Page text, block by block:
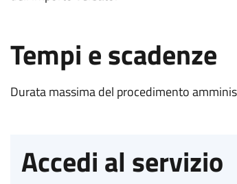
Tempi e scadenze
Durata massima del procedimento
Accedi al servizio